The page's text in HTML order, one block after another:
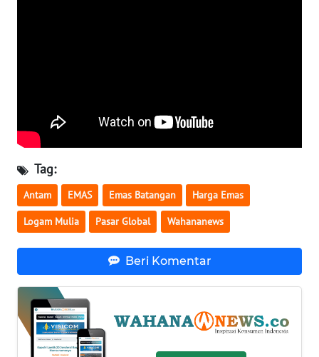
Tag:
Antam EMAS Emas Batangan Harga Emas
Logam Mulia Pasar Global Wahananews
Beri Komentar
SULTENG
WN
SULBAR
WN
BABEL
WN
SUMBAR
WN
SUMSEL